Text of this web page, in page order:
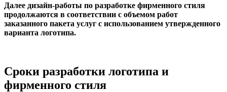
Далее дизайн-работы по разработке фирменного стиля
продолжаются в соответствии с объемом работ
заказанного пакета услуг с использованием утвержденного
варианта логотипа.
Сроки разработки логотипа и
фирменного стиля